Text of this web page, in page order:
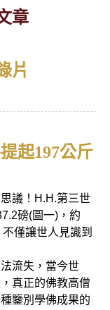
章
片
起197公斤
議！H.H.第三世
磅(圖一)，約
僅讓世人見識到
流失，當今世
真正的佛教高僧
鑒別學佛成果的